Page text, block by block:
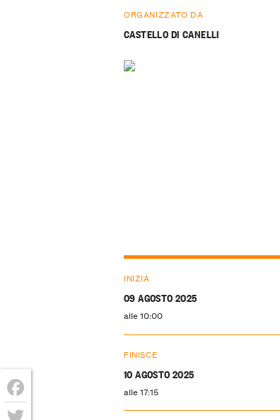
ORGANIZZATO DA
CASTELLO DI CANELLI
INIZIA
09 AGOSTO 2025
alle 10:00
FINISCE
10 AGOSTO 2025
alle 17:15
Facebook